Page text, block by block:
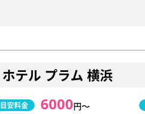
ホテル プラム 横浜
目安料金 6000円〜